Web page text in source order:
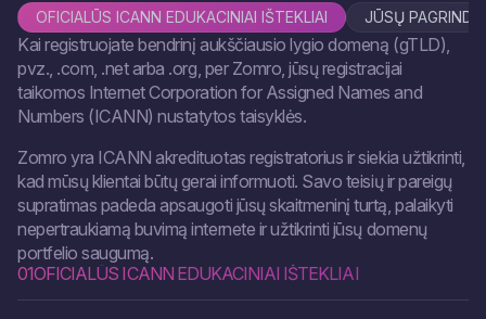
OFICIALŪS ICANN EDUKACINIAI IŠTEKLIAI JŪSŲ
Kai registruojate bendrinį aukščiausio lygio domeną (gTLD),
pvz., .com, .net arba .org, per Zomro, jūsų registracijai
taikomos Internet Corporation for Assigned Names and
Numbers (ICANN) nustatytos taisyklės.
Zomro yra ICANN akredituotas registratorius ir siekia užtikrinti,
kad mūsų klientai būtų gerai informuoti. Savo teisių ir pareigų
supratimas padeda apsaugoti jūsų skaitmeninį turtą, palaikyti
nepertraukiamą buvimą internete ir užtikrinti jūsų domenų
portfelio saugumą.
01OFICIALŪS ICANN EDUKACINIAI IŠTEKLIAI